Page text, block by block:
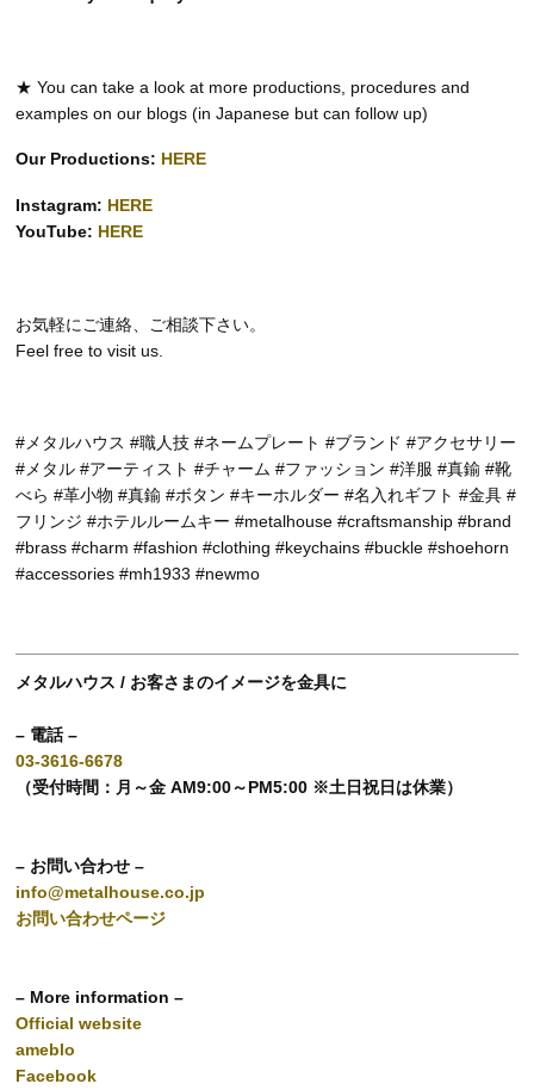
★ You can take a look at more productions, procedures and
examples on our blogs (in Japanese but can follow up)
Our Productions: HERE
Instagram: HERE
YouTube: HERE
お気軽にご連絡、ご相談下さい。
Feel free to visit us.
#メタルハウス #職人技 #ネームプレート #ブランド #アクセサリー
#メタル #アーティスト #チャーム #ファッション #洋服 #真鍮 #靴
べら #革小物 #真鍮 #ボタン #キーホルダー #名入れギフト #金具 #
フリンジ #ホテルルームキー #metalhouse #craftsmanship #brand
#brass #charm #fashion #clothing #keychains #buckle #shoehorn
#accessories #mh1933 #newmo
メタルハウス / お客さまのイメージを金具に
– 電話 –
03-3616-6678
（受付時間：月～金 AM9:00～PM5:00 ※土日祝日は休業）
– お問い合わせ –
info@metalhouse.co.jp
お問い合わせページ
– More information –
Official website
ameblo
Facebook